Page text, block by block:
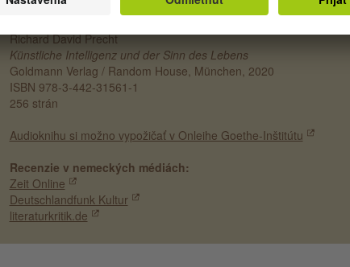
Richard David Precht
Künstliche Intelligenz und der Sinn des Lebens
Goldmann Verlag / Random House, München, 2020
ISBN 978-3-442-31561-1
256 strán
Audioknihu si možno vypožičať v Onleihe Goethe-Inštitútu
Recenzie v nemeckých médiách:
Zeit Online
Deutschlandfunk Kultur
literaturkritik.de